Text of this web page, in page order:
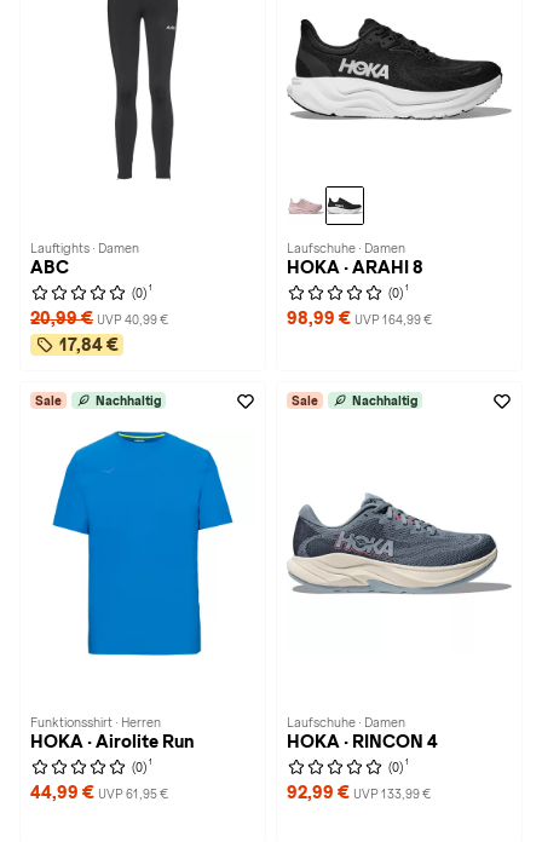
Lauftights · Damen
ABC
(0) 1
20,99 € UVP 40,99 €
17,84 €
Laufschuhe · Damen
HOKA · ARAHI 8
(0) 1
98,99 € UVP 164,99 €
Sale Nachhaltig
Funktionsshirt · Herren
HOKA · Airolite Run
(0) 1
44,99 € UVP 61,95 €
Sale Nachhaltig
Laufschuhe · Damen
HOKA · RINCON 4
(0) 1
92,99 € UVP 133,99 €